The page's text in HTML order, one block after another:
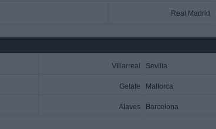
Real Madrid
Villarreal Sevilla
Getafe Mallorca
Alaves Barcelona